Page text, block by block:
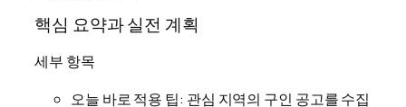
핵심 요약과 실전 계획
세부 항목
오늘 바로 적용 팁: 관심 지역의 구인 공고를 수집